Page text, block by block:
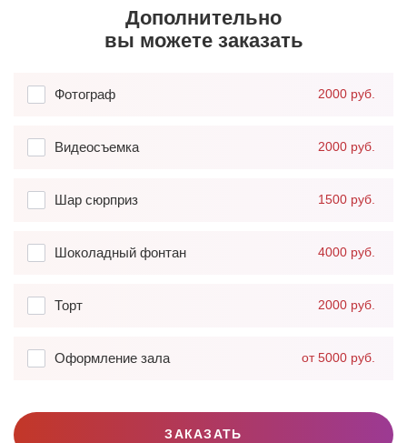
Дополнительно
вы можете заказать
Фотограф 2000 руб.
Видеосъемка 2000 руб.
Шар сюрприз 1500 руб.
Шоколадный фонтан 4000 руб.
Торт 2000 руб.
Оформление зала от 5000 руб.
ЗАКАЗАТЬ